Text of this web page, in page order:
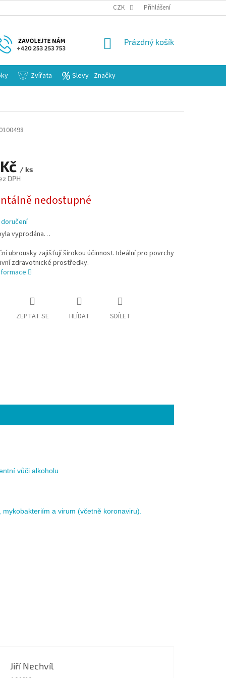
CZK Přihlášení
NÁKUPNÍ
Prázdný košík
Zvířata Slevy Značky
/ ks
DPH
nedostupné
vyprodána…
ubrousky zajišťují širokou účinnost. Ideální pro povrchy
zdravotnické prostředky.
ZEPTAT SE HLÍDAT SDÍLET
vůči alkoholu
a virum (včetně koronaviru).
Jiří Nechvíl